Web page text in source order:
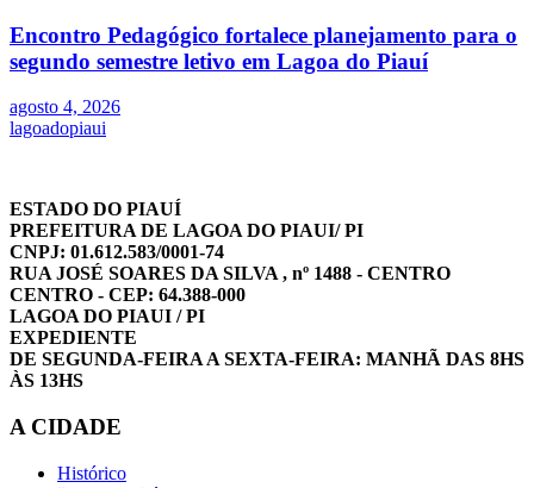
Encontro Pedagógico fortalece planejamento para o
segundo semestre letivo em Lagoa do Piauí
agosto 4, 2026
lagoadopiaui
ESTADO DO PIAUÍ
PREFEITURA DE LAGOA DO PIAUI/ PI
CNPJ: 01.612.583/0001-74
RUA JOSÉ SOARES DA SILVA , nº 1488 - CENTRO
CENTRO - CEP: 64.388-000
LAGOA DO PIAUI / PI
EXPEDIENTE
DE SEGUNDA-FEIRA A SEXTA-FEIRA: MANHÃ DAS 8HS
ÀS 13HS
A CIDADE
Histórico